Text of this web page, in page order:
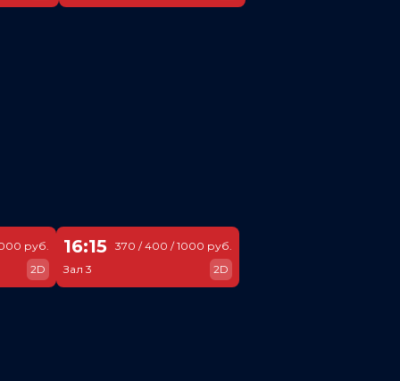
руб.
2D
16:15
Зал 3
370 / 400 / 1000 руб.
2D